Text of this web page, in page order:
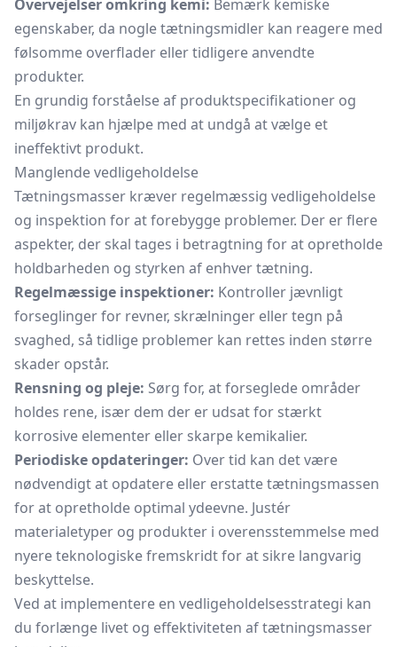
Overvejelser omkring kemi: Bemærk kemiske
egenskaber, da nogle tætningsmidler kan reagere med
følsomme overflader eller tidligere anvendte
produkter.
En grundig forståelse af produktspecifikationer og
miljøkrav kan hjælpe med at undgå at vælge et
ineffektivt produkt.
Manglende vedligeholdelse
Tætningsmasser kræver regelmæssig vedligeholdelse
og inspektion for at forebygge problemer. Der er flere
aspekter, der skal tages i betragtning for at opretholde
holdbarheden og styrken af enhver tætning.
Regelmæssige inspektioner: Kontroller jævnligt
forseglinger for revner, skrælninger eller tegn på
svaghed, så tidlige problemer kan rettes inden større
skader opstår.
Rensning og pleje: Sørg for, at forseglede områder
holdes rene, især dem der er udsat for stærkt
korrosive elementer eller skarpe kemikalier.
Periodiske opdateringer: Over tid kan det være
nødvendigt at opdatere eller erstatte tætningsmassen
for at opretholde optimal ydeevne. Justér
materialetyper og produkter i overensstemmelse med
nyere teknologiske fremskridt for at sikre langvarig
beskyttelse.
Ved at implementere en vedligeholdelsesstrategi kan
du forlænge livet og effektiviteten af tætningsmasser